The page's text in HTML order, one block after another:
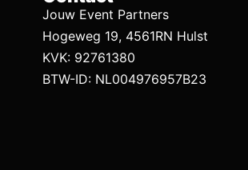
Jouw Event Partners
Hogeweg 19, 4561RN Hulst
KVK: 92761380
BTW-ID: NL004976957B23